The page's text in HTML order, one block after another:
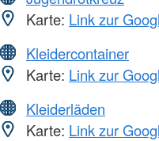
Karte: Link zur
Kleidercontainer
Karte: Link zur
Kleiderläden
Karte: Link zur